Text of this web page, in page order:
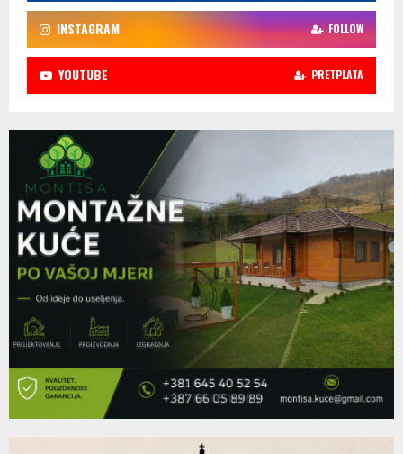
INSTAGRAM FOLLOW
YOUTUBE PRETPLATA